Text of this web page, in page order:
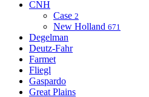
CNH
Case 2
New Holland 671
Degelman
Deutz-Fahr
Farmet
Fliegl
Gaspardo
Great Plains